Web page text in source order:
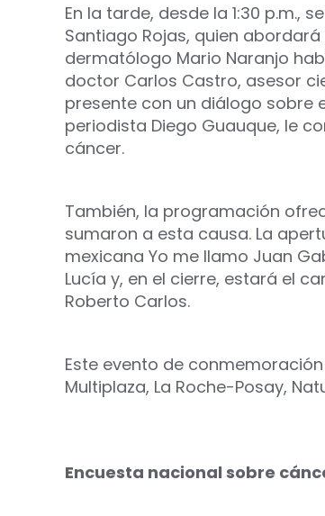
En la tarde, desde la 1:30 p.m.,
Santiago Rojas, quien
dermatólogo Mario Naranjo
doctor Carlos Castro, asesor
presente con un diálogo sobre
periodista Diego Guauque, le
cáncer.
También, la programación
sumaron a esta causa. La
mexicana Yo me llamo Juan
Lucía y, en el cierre, estará el
Roberto Carlos.
Este evento de
Multiplaza, La Roche-Posay,
Encuesta nacional sobre